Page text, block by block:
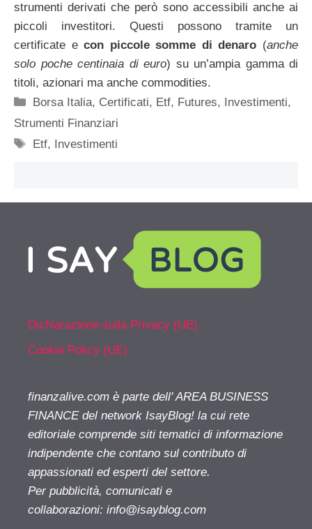
strumenti derivati che però sono accessibili anche ai
piccoli investitori. Questi possono tramite un
certificate econ piccole somme di denaro (anche
solo poche centinaia di euro) su un’ampia gamma di
titoli, azionari ma anche commodities.
Categorie
Borsa Italia, Certificati, Etf, Futures, Investimenti,
Strumenti Finanziari
Tag
Etf, Investimenti
Dichiarazione sulla Privacy (UE)
Cookie Policy (UE)
finanzalive.com è parte dell' AREA BUSINESS
FINANCE del network IsayBlog! la cui rete
editoriale comprende siti tematici di informazione
indipendente che contano sul contributo di
appassionati ed esperti del settore.
Per pubblicità, comunicati e
collaborazioni: info@isayblog.com